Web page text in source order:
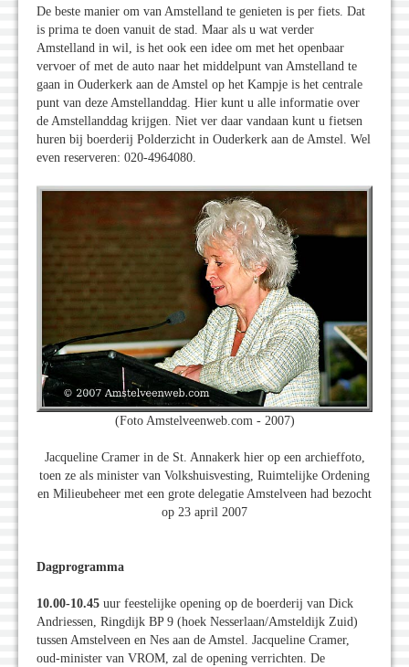
De beste manier om van Amstelland te genieten is per fiets. Dat
is prima te doen vanuit de stad. Maar als u wat verder
Amstelland in wil, is het ook een idee om met het openbaar
vervoer of met de auto naar het middelpunt van Amstelland te
gaan in Ouderkerk aan de Amstel op het Kampje is het centrale
punt van deze Amstellanddag. Hier kunt u alle informatie over
de Amstellanddag krijgen. Niet ver daar vandaan kunt u fietsen
huren bij boerderij Polderzicht in Ouderkerk aan de Amstel. Wel
even reserveren: 020-4964080.
(Foto Amstelveenweb.com - 2007)
Jacqueline Cramer in de St. Annakerk hier op een archieffoto,
toen ze als minister van Volkshuisvesting, Ruimtelijke Ordening
en Milieubeheer met een grote delegatie Amstelveen had bezocht
op 23 april 2007
Dagprogramma
10.00-10.45 uur feestelijke opening op de boerderij van Dick
Andriessen, Ringdijk BP 9 (hoek Nesserlaan/Amsteldijk Zuid)
tussen Amstelveen en Nes aan de Amstel. Jacqueline Cramer,
oud-minister van VROM, zal de opening verrichten. De